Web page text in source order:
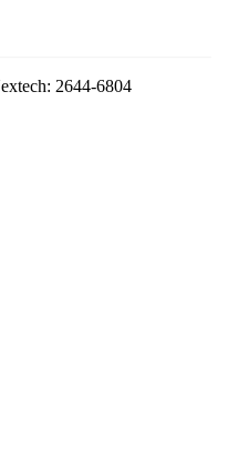
2644-6804